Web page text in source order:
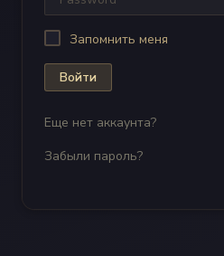
Запомнить меня
Войти
Еще нет аккаунта?
Забыли пароль?